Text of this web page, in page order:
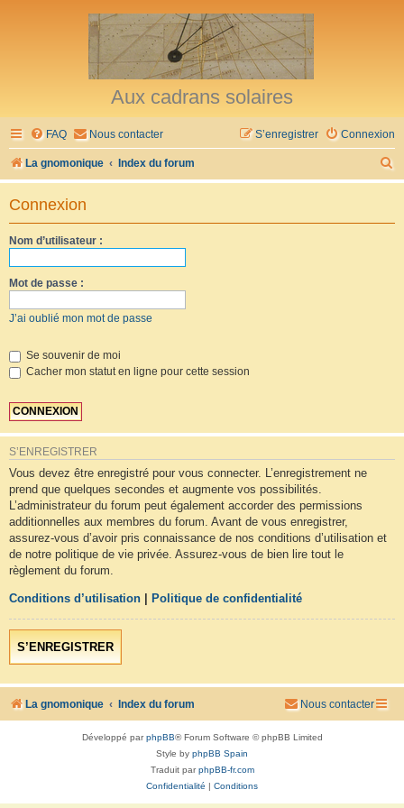
Aux cadrans solaires
FAQ Nous contacter Connexion
S’enregistrer
La gnomonique Index du forum
e
Connexion
Nom d’utilisateur :
Mot de passe :
J’ai oublié mon mot de passe
Se souvenir de moi
Cacher mon statut en ligne pour cette session
S’ENREGISTRER
Vous devez être enregistré pour vous connecter. L’enregistrement ne
prend que quelques secondes et augmente vos possibilités.
L’administrateur du forum peut également accorder des permissions
additionnelles aux membres du forum. Avant de vous enregistrer,
assurez-vous d’avoir pris connaissance de nos conditions d’utilisation et
de notre politique de vie privée. Assurez-vous de bien lire tout le
règlement du forum.
Conditions d’utilisation Politique de confidentialité
S’ENREGISTRER
La gnomonique Index du forum Nous contacter
Développé parphpBB® Forum Software © phpBB Limited
Style by phpBB Spain
Traduit parphpBB-fr.com
Confidentialité
Conditions